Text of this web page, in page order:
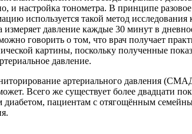
и настройка тонометра. В принципе
используется такой метод исследования
давление каждые 30 минут в
говорить о том, что врач получает
картины, поскольку полученные
давление.
артериального давления
Всего же существует более двадцати
пациентам с отягощённым